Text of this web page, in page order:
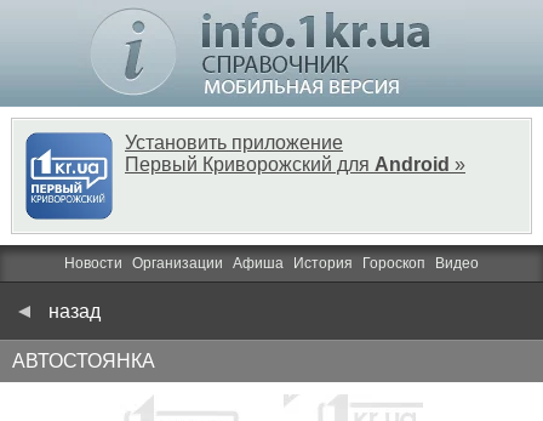
Установить приложение
Первый Криворожский для Android »
Новости Организации Афиша История Гороскоп Видео
назад
АВТОСТОЯНКА